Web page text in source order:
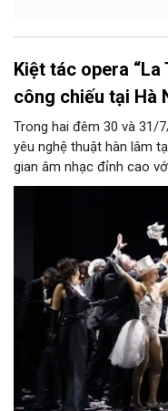
Kiệt tác opera
công chiếu tại Hà
Trong hai đêm 30 và 31/
yêu nghệ thuật hàn lâm
gian âm nhạc đỉnh cao
“La Traviata”.